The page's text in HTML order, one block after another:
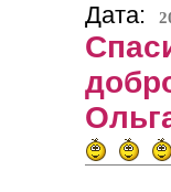
Дата: